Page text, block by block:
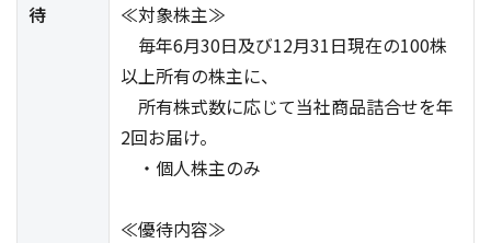
待
≪対象株主≫
毎年6月30日及び12月31日現在の100株
以上所有の株主に、
所有株式数に応じて当社商品詰合せを年
2回お届け。
・個人株主のみ
≪優待内容≫